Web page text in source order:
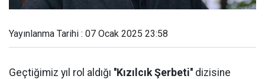
Yayınlanma Tarihi : 07 Ocak 2025 23:58
Geçtiğimiz yıl rol aldığı ''Kızılcık Şerbeti'' dizisine